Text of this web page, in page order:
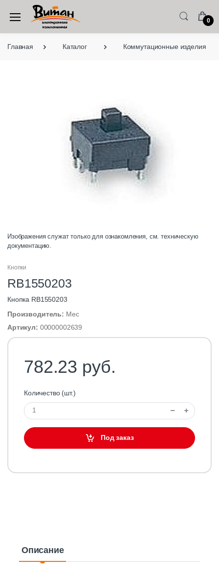
0
Главная Каталог Коммутационные изделия
Изображения служат только для ознакомления, см. техническую
документацию.
Кнопки
RB1550203
Кнопка RB1550203
Производитель: Mec
Артикул: 00000002639
782.23 руб.
Количество (шт.)
Под заказ
Описание